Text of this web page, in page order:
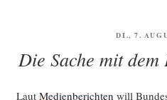
DI., 7.
Die Sache mit
Laut Medi­en­be­rich­ten will